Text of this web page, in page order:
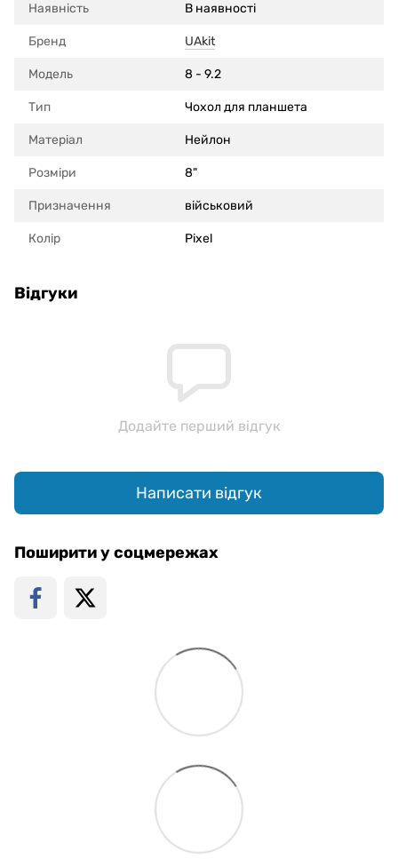
Наявність В наявності
Бренд UAkit
Модель 8 - 9.2
Тип Чохол для планшета
Матеріал Нейлон
Розміри 8"
Призначення військовий
Колір Pixel
Відгуки
Додайте перший відгук
Написати відгук
Поширити у соцмережах